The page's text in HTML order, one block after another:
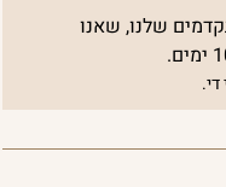
שלנו, שאנו